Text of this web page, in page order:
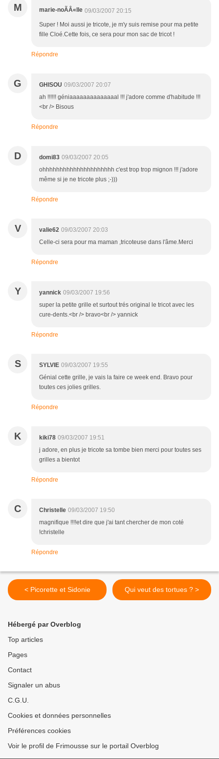
M marie-noÃÂ«lle 09/03/2007 20:15
Super ! Moi aussi je tricote, je m'y suis remise pour ma petite
fille Cloé.Cette fois, ce sera pour mon sac de tricot !
Répondre
G GHISOU 09/03/2007 20:07
ah !!!!!! géniaaaaaaaaaaaaaal !!! j'adore comme d'habitude !!!
<br /> Bisous
Répondre
D domi83 09/03/2007 20:05
ohhhhhhhhhhhhhhhhhhhhh c'est trop trop mignon !!! j'adore
même si je ne tricote plus ;-)))
Répondre
V valie62 09/03/2007 20:03
Celle-ci sera pour ma maman ,tricoteuse dans l'âme.Merci
Répondre
Y yannick 09/03/2007 19:56
super la petite grille et surtout trés original le tricot avec les
cure-dents.<br /> bravo<br /> yannick
Répondre
S SYLVIE 09/03/2007 19:55
Génial cette grille, je vais la faire ce week end. Bravo pour
toutes ces jolies grilles.
Répondre
K kiki78 09/03/2007 19:51
j adore, en plus je tricote sa tombe bien merci pour toutes ses
grilles a bientot
Répondre
C Christelle 09/03/2007 19:50
magnifique !!!!et dire que j'ai tant chercher de mon coté
!christelle
Répondre
< Picorette et Sidonie Qui veut des tortues ? >
Hébergé par Overblog
Top articles
Pages
Contact
Signaler un abus
C.G.U.
Cookies et données personnelles
Préférences cookies
Voir le profil de Frimousse sur le portail Overblog